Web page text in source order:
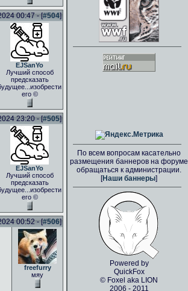
00:47 - [#504]
EJSanYo
Лучший способ
предсказать
его ©
23:20 - [#505]
EJSanYo
Лучший способ
предсказать
его ©
00:52 - [#506]
freefurry
мяу
По всем вопросам касательно
размещения баннеров на форуме
обращаться к администрации.
[Наши баннеры]
Powered by
QuickFox
© Foxel aka LION
2006 - 2011